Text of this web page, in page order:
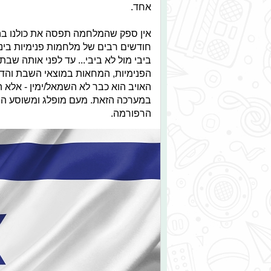
אחד.
אין ספק שהמלחמה תפסה את כולנו
חודשים רבים של מלחמות פנימיות
ביבי מול לא ביבי... עד לפני אותה
הפנימיות, המחאות במוצאי השבת
האויב הוא כבר לא השמאל/ימין -
במערכה הזאת. מעם מופלג ומשוסע
הרפורמה.